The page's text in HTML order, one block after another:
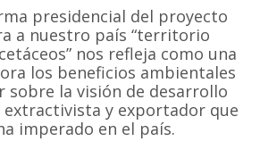
presidencial del proyecto
a nuestro país “territorio
nos refleja como una
los beneficios ambientales
sobre la visión de desarrollo
y exportador que
imperado en el país.